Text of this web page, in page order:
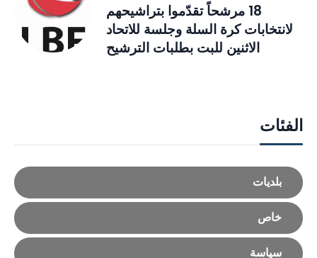
18 مرشحاً تقدّموا بتراشيحهم
لانتخابات كرة السلة وجلسة للاتحاد
الاثنين للبت بطلبات الترشيح
الفئات
بلديات
خاص
سياسة